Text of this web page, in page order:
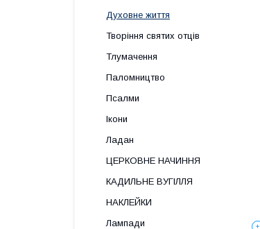
Духовне життя
Творіння святих отців
Тлумачення
Паломництво
Псалми
Ікони
Ладан
ЦЕРКОВНЕ НАЧИННЯ
КАДИЛЬНЕ ВУГІЛЛЯ
НАКЛЕЙКИ
Лампади